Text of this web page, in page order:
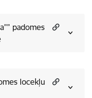
padomes
locekļu